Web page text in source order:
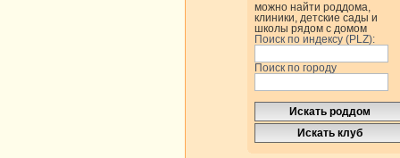
можно найти роддома,
клиники, детские сады и
школы рядом с домом
Поиск по индексу (PLZ):
Поиск по городу